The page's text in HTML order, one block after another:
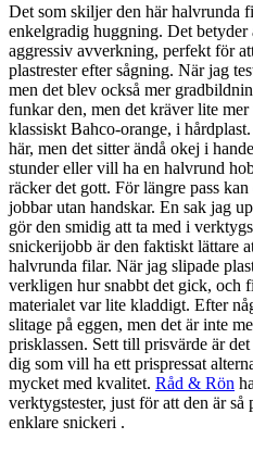
Det som skiljer den här halvrunda
enkelgradig huggning. Det betyder
aggressiv avverkning, perfekt för
plastrester efter sågning. När jag
men det blev också mer
funkar den, men det kräver lite
klassiskt Bahco-orange, i
här, men det sitter ändå okej i
stunder eller vill ha en halvrund
räcker det gott. För längre pass
jobbar utan handskar. En sak jag
gör den smidig att ta med i
snickerijobb är den faktiskt lättare
halvrunda filar. När jag slipade
verkligen hur snabbt det gick, och
materialet var lite kladdigt. Efter
slitage på eggen, men det är inte
prisklassen. Sett till prisvärde är
dig som vill ha ett prispressat
mycket med kvalitet. Råd & Rön
verktygstester, just för att den är
enklare snickeri .